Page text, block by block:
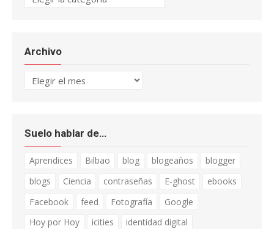
Archivo
Archivo
Suelo hablar de…
Aprendices Bilbao blog blogeaños
blogger
blogs
Ciencia contraseñas E-ghost
ebooks
Facebook
feed Fotografía
Google
Hoy por Hoy
icities
identidad digital